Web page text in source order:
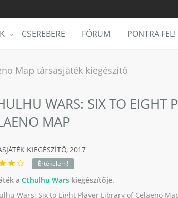
CSEREBERE FÓRUM PONTRA FEL!
Map társasjáték kiegészítő
WARS: SIX TO EIGHT
MAP
KIEGÉSZÍTŐ, 2017
Értékelem!
a Cthulhu Warskiegészítője.
Wars: Six to Eight Player Library of Celaeno